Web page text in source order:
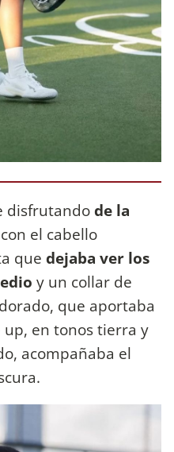
disfrutandode la
el cabello
que dejaba ver los
y un collar de
que aportaba
up, en tonos tierra y
acompañaba el